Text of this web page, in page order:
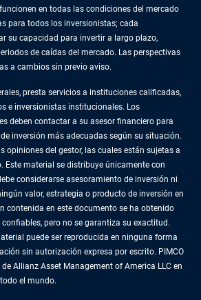
en todas las condiciones del mercado
para todos los inversionistas; cada
su capacidad para invertir a largo plazo,
de caídas del mercado. Las perspectivas
a cambios sin previo aviso.
presta servicios a instituciones calificadas,
e inversionistas institucionales. Los
deben contactar a su asesor financiero para
inversión más adecuadas según su situación.
opiniones del gestor, las cuales están sujetas a
Este material se distribuye únicamente con
considerarse asesoramiento de inversión ni
valor, estrategia o producto de inversión en
contenida en este documento se ha obtenido
pero no se garantiza su exactitud.
puede ser reproducida en ninguna forma
sin autorización expresa por escrito. PIMCO
Allianz Asset Management of America LLC en
el mundo.